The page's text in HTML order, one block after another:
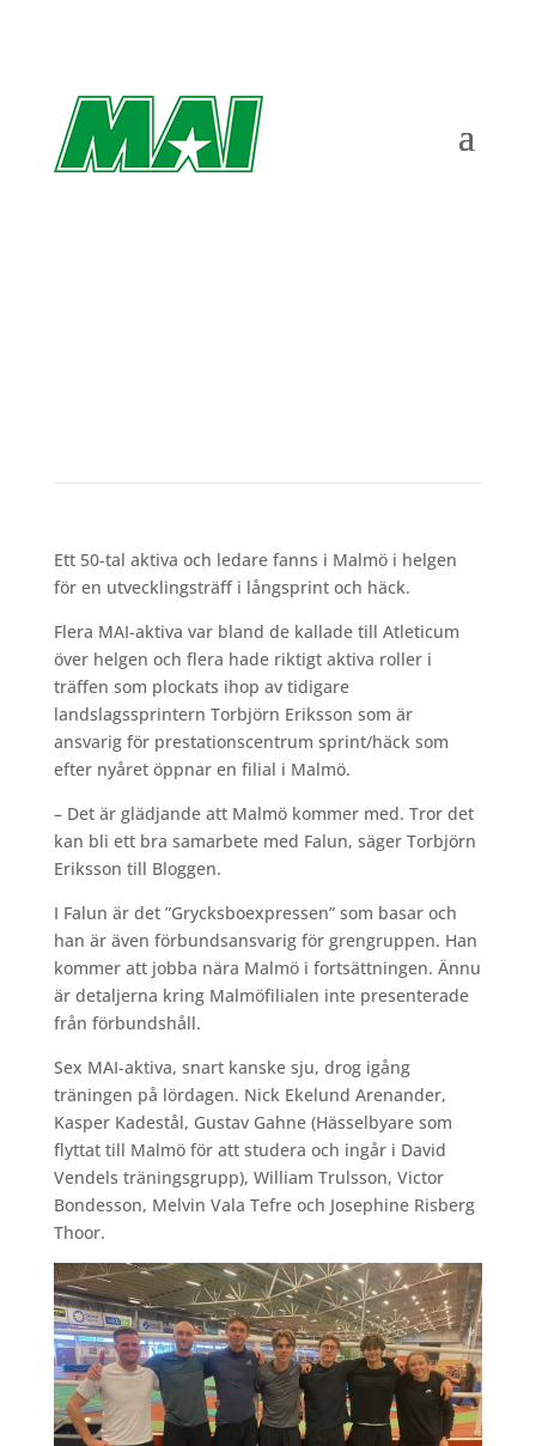
Ett 50-tal aktiva och ledare fanns i Malmö i helgen
för en utvecklingsträff i långsprint och häck.
Flera MAI-aktiva var bland de kallade till Atleticum
över helgen och flera hade riktigt aktiva roller i
träffen som plockats ihop av tidigare
landslagssprintern Torbjörn Eriksson som är
ansvarig för prestationscentrum sprint/häck som
efter nyåret öppnar en filial i Malmö.
– Det är glädjande att Malmö kommer med. Tror det
kan bli ett bra samarbete med Falun, säger Torbjörn
Eriksson till Bloggen.
I Falun är det ”Grycksboexpressen” som basar och
han är även förbundsansvarig för grengruppen. Han
kommer att jobba nära Malmö i fortsättningen. Ännu
är detaljerna kring Malmöfilialen inte presenterade
från förbundshåll.
Sex MAI-aktiva, snart kanske sju, drog igång
träningen på lördagen. Nick Ekelund Arenander,
Kasper Kadestål, Gustav Gahne (Hässelbyare som
flyttat till Malmö för att studera och ingår i David
Vendels träningsgrupp), William Trulsson, Victor
Bondesson, Melvin Vala Tefre och Josephine Risberg
Thoor.